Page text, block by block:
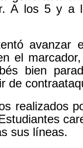
A los 5 y a
avanzar
el
bien
de
realizados
sus líneas.